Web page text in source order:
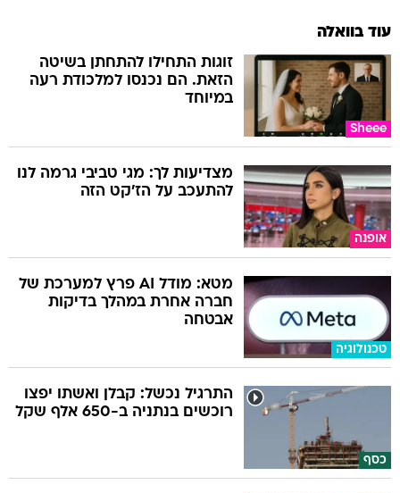
עוד בוואלה
Sheee
זוגות התחילו להתחתן בשיטה
הזאת. הם נכנסו למלכודת רעה
במיוחד
אופנה
מצדיעות לך: מגי טביבי גרמה לנו
להתעכב על הז'קט הזה
טכנולוגיה
מטא: מודל AI פרץ למערכת של
חברה אחרת במהלך בדיקות
אבטחה
כסף
התרגיל נכשל: קבלן ואשתו יפצו
רוכשים בנתניה ב-650 אלף שקל